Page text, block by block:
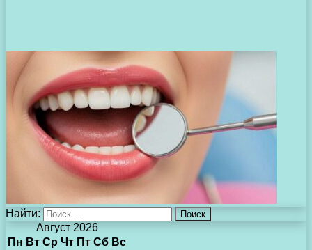
Найти:
Август 2026
Пн Вт Ср Чт Пт Сб Вс